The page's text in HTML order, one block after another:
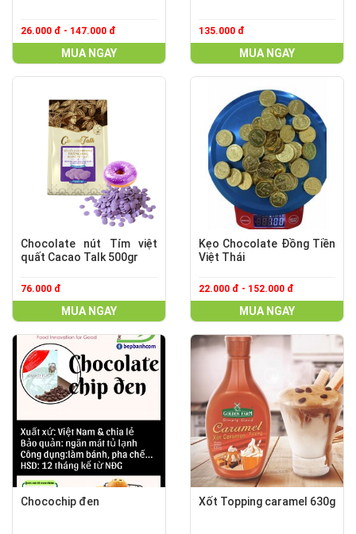
26.000 đ - 147.000 đ
MUA NGAY
135.000 đ
MUA NGAY
Chocolate nút Tím việt
quất Cacao Talk 500gr
76.000 đ
MUA NGAY
Kẹo Chocolate Đồng Tiền
Việt Thái
22.000 đ - 152.000 đ
MUA NGAY
Chocochip đen Xốt Topping caramel 630g